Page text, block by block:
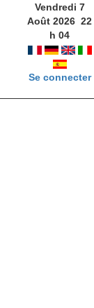
Vendredi 7
Août 2026 22
h04
Se connecter